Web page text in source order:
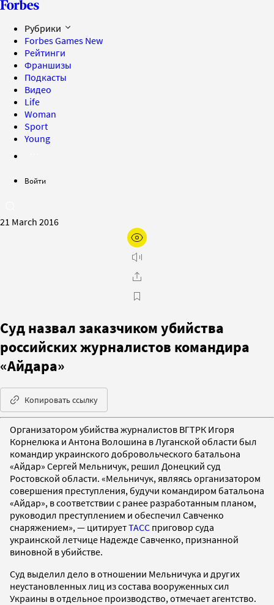
Рубрики
Forbes Games New
Рейтинги
Франшизы
Подкасты
Видео
Life
Woman
Sport
Young
Войти
21 March 2016
Суд назвал заказчиком убийства
российских журналистов командира
«Айдара»
Копировать ссылку
Организатором убийства журналистов ВГТРК Игоря
Корнелюка и Антона Волошина в Луганской области был
командир украинского добровольческого батальона
«Айдар» Сергей Мельничук, решил Донецкий суд
Ростовской области. «Мельничук, являясь организатором
совершения преступления, будучи командиром батальона
«Айдар», в соответствии с ранее разработанным планом,
руководил преступлением и обеспечил Савченко
снаряжением», — цитируетТАСС приговор суда
украинской летчице Надежде Савченко, признанной
виновной в убийстве.
Суд выделил дело в отношении Мельничука и других
неустановленных лиц из состава вооруженных сил
Украины в отдельное производство, отмечает агентство.